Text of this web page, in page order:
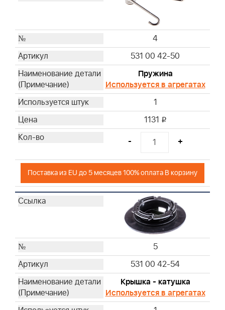
4
531 00 42-50
Пружина
Используется в агрегатах
1
1131 i
- +
Поставка из EU до 5 месяцев 100% оплата В корзину
5
531 00 42-54
Крышка - катушка
Используется в агрегатах